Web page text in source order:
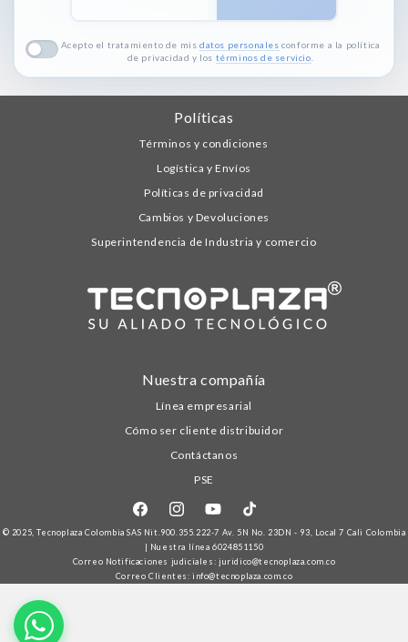
Acepto el tratamiento de mis datos personales conforme a la política
de privacidad y los términos de servicio
Políticas
Términos y condiciones
Logística y Envíos
Políticas de privacidad
Cambios y Devoluciones
Superintendencia de Industria y comercio
Nuestra compañía
Línea empresarial
Cómo ser cliente distribuidor
Contáctanos
PSE
FacebookInstagram
YouTube
© 2025,Tecnoplaza Colombia SAS Nit.900.355.222-7 Av. 5N No. 23DN - 93, Local 7 Cali Colombia
| Nuestra línea6024851150
Correo Notificaciones judiciales: juridico@tecnoplaza.com.co
Correo Clientes: info@tecnoplaza.com.co